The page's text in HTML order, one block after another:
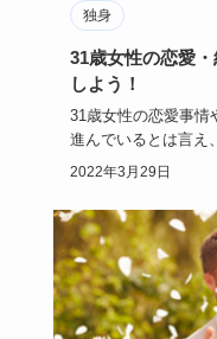
独身
31歳女性の恋愛
しよう！
31歳女性の恋愛事情
進んでいるとは言え
婚を焦る方…
2022年3月29日